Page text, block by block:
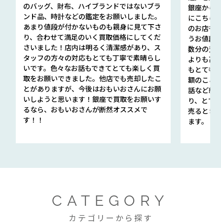
のバッグ、財布、ハイブランドではないブラ
ンド品、時計などの鑑定をお願いしました。
あまり値段が付かないものも親身に見て下さ
り、合わせて満足のいく買取価格にしてくだ
さいました！店内は明るく清潔感があり、ス
タッフの方々の対応もとても丁寧で素晴らし
いです。色々なお話もできてとても楽しく買
取をお願いできました。他店でも売却したこ
とがありますが、今後はおもいおさんにお願
いしようと思います！銀座で買取をお願いす
るなら、おもいおさんが断然オススメで
す！！
銀座から
にこちら
のお店も
うお値段
数分の査
よりも高
もとても
額のこと
話など細
り、とて
売るとき
ます。
CATEGORY
カテゴリーから探す